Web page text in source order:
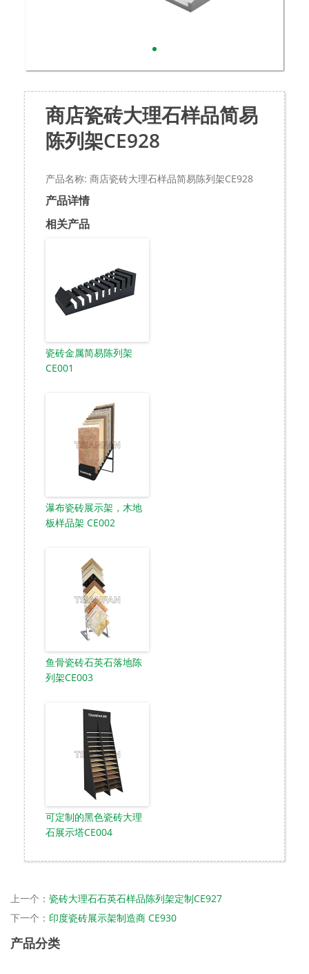
商店瓷砖大理石样品简易
陈列架CE928
产品名称: 商店瓷砖大理石样品简易陈列架CE928
产品详情
相关产品
瓷砖金属简易陈列架
CE001
瀑布瓷砖展示架，木地
板样品架 CE002
鱼骨瓷砖石英石落地陈
列架CE003
可定制的黑色瓷砖大理
石展示塔CE004
上一个： 瓷砖大理石石英石样品陈列架定制CE927
下一个： 印度瓷砖展示架制造商 CE930
产品分类